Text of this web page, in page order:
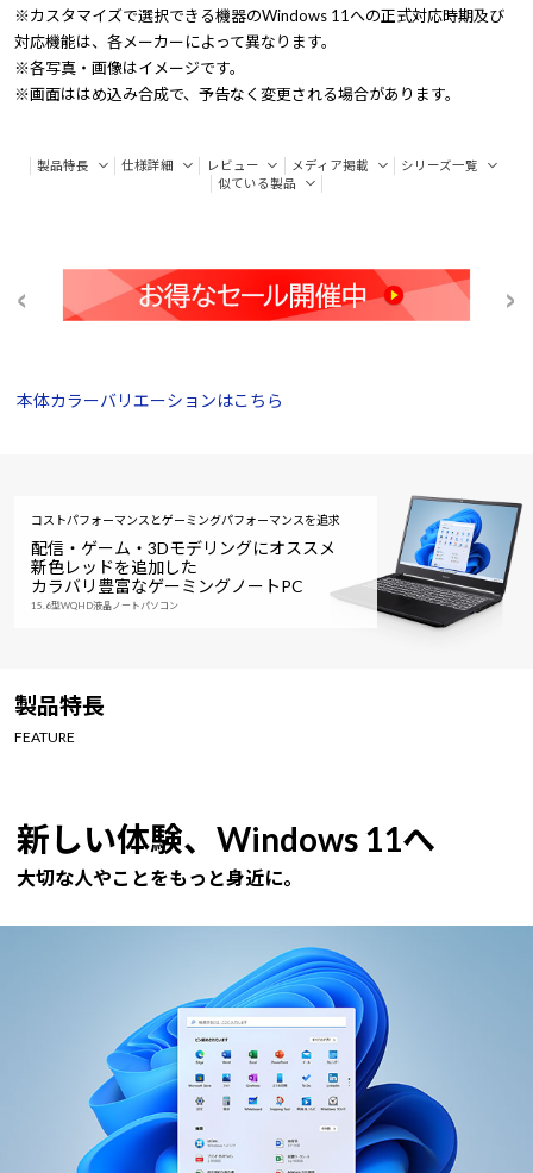
※カスタマイズで選択できる機器のWindows 11への正式対応時期及び
対応機能は、各メーカーによって異なります。
※各写真・画像はイメージです。
※画面ははめ込み合成で、予告なく変更される場合があります。
製品特長 仕様詳細 レビュー メディア掲載
シリーズ一覧
似ている製品
本体カラーバリエーションはこちら
コストパフォーマンスとゲーミングパフォーマンスを追求
配信・ゲーム・3Dモデリングにオススメ
新色レッドを追加した
カラバリ豊富なゲーミングノートPC
15.6型WQHD液晶ノートパソコン
製品特長
FEATURE
新しい体験、Windows 11へ
大切な人やことをもっと身近に。